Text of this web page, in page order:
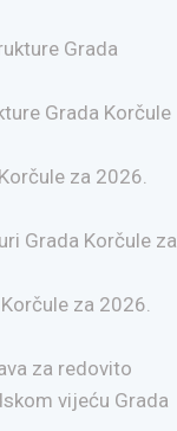
Grada
Grada Korčule
za 2026.
Grada Korčule za
za 2026.
za redovito
vijeću Grada